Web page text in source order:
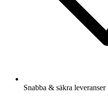
Snabba & säkra leveranser